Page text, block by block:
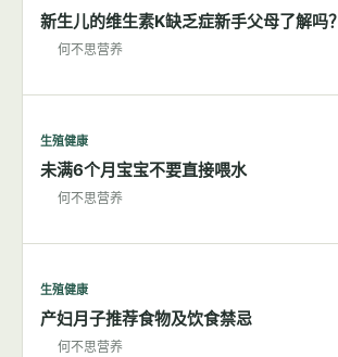
新生儿的维生素K缺乏症新手父母了解吗？
何不思营养
生殖健康
未满6个月宝宝不要直接喂水
何不思营养
生殖健康
产妇月子推荐食物及饮食禁忌
何不思营养